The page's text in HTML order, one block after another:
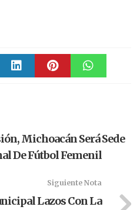
Michoacán Será Sede
De Fútbol Femenil
Siguiente Nota
Lazos Con La